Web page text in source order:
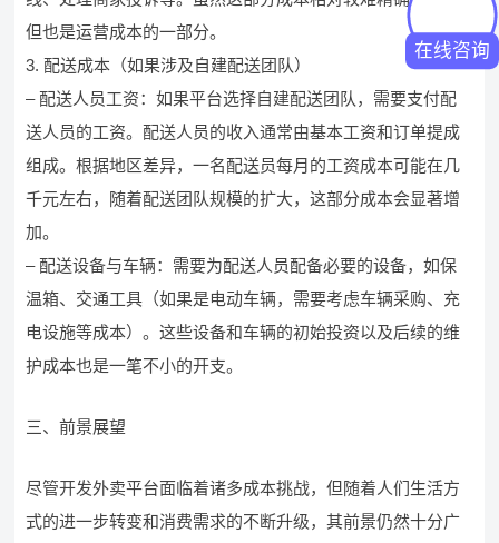
但也是运营成本的一部分。
3. 配送成本（如果涉及自建配送团队）
– 配送人员工资：如果平台选择自建配送团队，需要支付配
送人员的工资。配送人员的收入通常由基本工资和订单提成
组成。根据地区差异，一名配送员每月的工资成本可能在几
千元左右，随着配送团队规模的扩大，这部分成本会显著增
加。
– 配送设备与车辆：需要为配送人员配备必要的设备，如保
温箱、交通工具（如果是电动车辆，需要考虑车辆采购、充
电设施等成本）。这些设备和车辆的初始投资以及后续的维
护成本也是一笔不小的开支。
三、前景展望
尽管开发外卖平台面临着诸多成本挑战，但随着人们生活方
式的进一步转变和消费需求的不断升级，其前景仍然十分广
在线咨询